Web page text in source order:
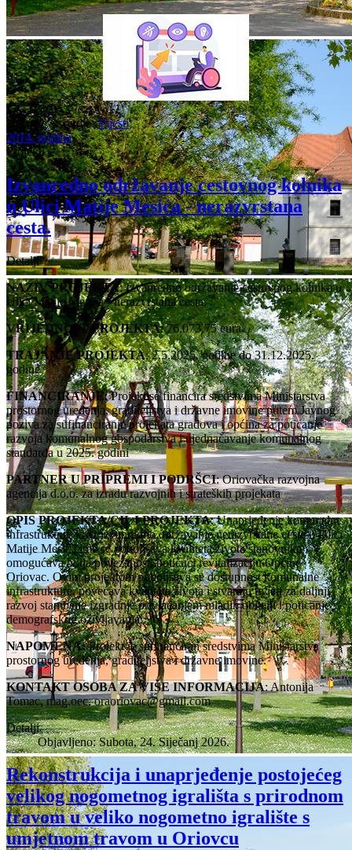
Nalazite se ovdje:Vijesti
2014. godina
Projekti
Izvanredno održavanje cestovnog kolnika
u Ulici Matije Mesića - nerazvrstana
cesta.
Detalji
NAZIV PROJEKTA: Izvanredno održavanje cestovnog kolnika u
Ulici Matije Mesića - nerazvrstana cesta.
VRIJEDNOST PROJEKTA: 76.073,75 eura
TRAJANJE PROJEKTA: 2.5.2025. godine do 31.12.2025.
godine
FINANCIRANJE: Projekt se financira sredstvima Ministarstva
prostornog uređenja, graditeljstva i državne imovine putem Javnog
poziva za sufinanciranje projekata gradova i općina za poticanje
razvoja komunalnog gospodarstva i ujednačavanje komunalnog
standarda u 2025. godini
PARTNER U PRIPREMI I PODRŠCI: Oriovačka razvojna
agencija d.o.o. za izradu razvojnih i strateških projekata
OPIS PROJEKTA/CILJ PROJEKTA: Unaprjeđenje komunalne
infrastrukture kroz izvanredno održavanje nerazvrstane ceste u Ulici
Matije Mesić čime se poboljšava kvaliteta života stanovnika i
omogućava bolja povezanost, potičući revitalizaciju Općine
Oriovac. Ovim projektom poboljšava se dostupnost komunalne
infrastrukture, povećava kvaliteta života i stvaraju uvjeti za daljnji
razvoj stambene izgradnje privlačanjem mladih obitelji i poticanje
demografskog oživljavanja.
NAPOMENA:Projekt je sufinanciran sredstvima Ministarstva
prostornog uređenja, graditeljstva i državne imovine.
KONTAKT OSOBA ZA VIŠE INFORMACIJA: Antonija
Tomac, mag.oec,oraoriovac@gmail.com
Detalji
Objavljeno: Subota, 24. Siječanj 2026.
Rekonstrukcija i unaprjeđenje postojećeg
velikog nogometnog igrališta s prirodnom
travom u veliko nogometno igralište s
umjetnom travom u Oriovcu